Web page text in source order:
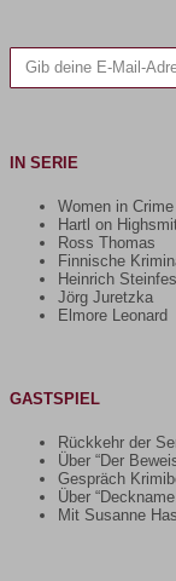
Gib deine E-Mail-Adresse ein ...
IN SERIE
Women in Crime
Hartl on
Ross Thomas
Finnische
Heinrich
Jörg Juretzka
Elmore Leonard
GASTSPIEL
Rückkehr der
Über “Der
Gespräch
Über
Mit Susanne